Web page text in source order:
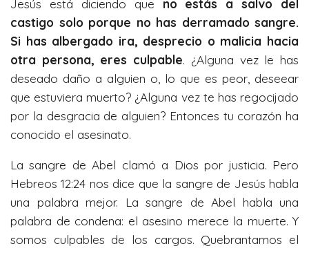
Jesús está diciendo que no estás a salvo del
castigo solo porque no has derramado sangre.
Si has albergado ira, desprecio o malicia hacia
otra persona, eres culpable. ¿Alguna vez le has
deseado daño a alguien o, lo que es peor, deseear
que estuviera muerto? ¿Alguna vez te has regocijado
por la desgracia de alguien? Entonces tu corazón ha
conocido el asesinato.
La sangre de Abel clamó a Dios por justicia. Pero
Hebreos 12:24 nos dice que la sangre de Jesús habla
una palabra mejor. La sangre de Abel habla una
palabra de condena: el asesino merece la muerte. Y
somos culpables de los cargos. Quebrantamos el